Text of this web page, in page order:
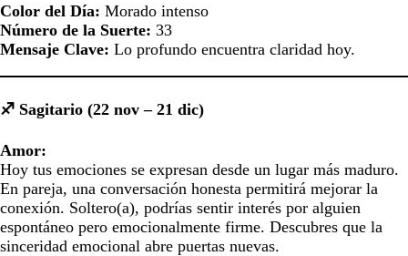
Color del Día: Morado intenso
Número de la Suerte: 33
Mensaje Clave: Lo profundo encuentra claridad hoy.
♐ Sagitario (22 nov – 21 dic)
Amor:
Hoy tus emociones se expresan desde un lugar más maduro.
En pareja, una conversación honesta permitirá mejorar la
conexión. Soltero(a), podrías sentir interés por alguien
espontáneo pero emocionalmente firme. Descubres que la
sinceridad emocional abre puertas nuevas.